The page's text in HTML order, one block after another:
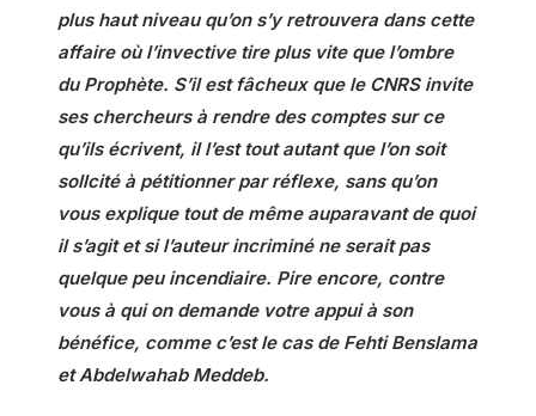
plus haut niveau qu’on s’y retrouvera dans cette
affaire où l’invective tire plus vite que l’ombre
du Prophète. S’il est fâcheux que le CNRS invite
ses chercheurs à rendre des comptes sur ce
qu’ils écrivent, il l’est tout autant que l’on soit
sollcité à pétitionner par réflexe, sans qu’on
vous explique tout de même auparavant de quoi
il s’agit et si l’auteur incriminé ne serait pas
quelque peu incendiaire. Pire encore, contre
vous à qui on demande votre appui à son
bénéfice, comme c’est le cas de Fehti Benslama
et Abdelwahab Meddeb.